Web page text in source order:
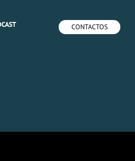
CONTACTOS